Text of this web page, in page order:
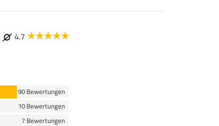
4.7
90 Bewertungen
10 Bewertungen
7 Bewertungen